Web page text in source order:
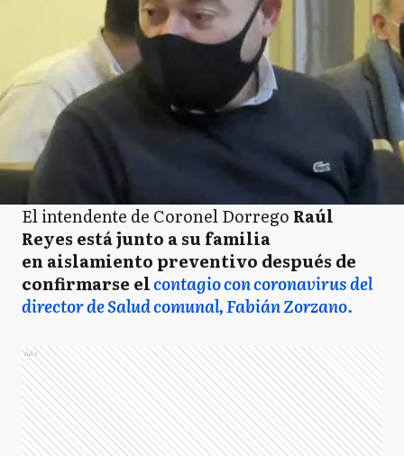
El intendente de Coronel Dorrego Raúl
Reyes está junto a su familia
en aislamiento preventivo después de
confirmarse elcontagio con coronavirus del
director de Salud comunal, Fabián Zorzano.
Ads